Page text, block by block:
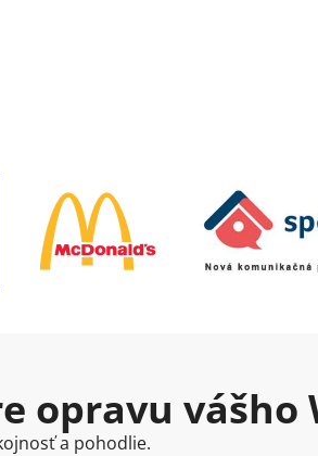
opravu vášho
a pohodlie.